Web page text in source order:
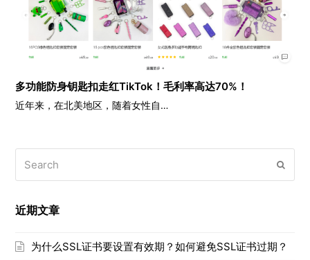
多功能防身钥匙扣走红TikTok！毛利率高达70%！
近年来，在北美地区，随着女性自…
近期文章
为什么SSL证书要设置有效期？如何避免SSL证书过期？